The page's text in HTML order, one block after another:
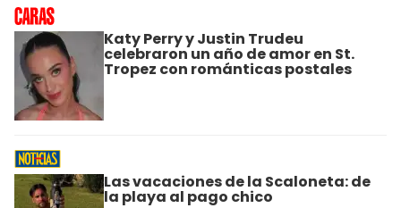
Katy Perry y Justin Trudeu
celebraron un año de amor en St.
Tropez con románticas postales
Las vacaciones de la Scaloneta: de
la playa al pago chico